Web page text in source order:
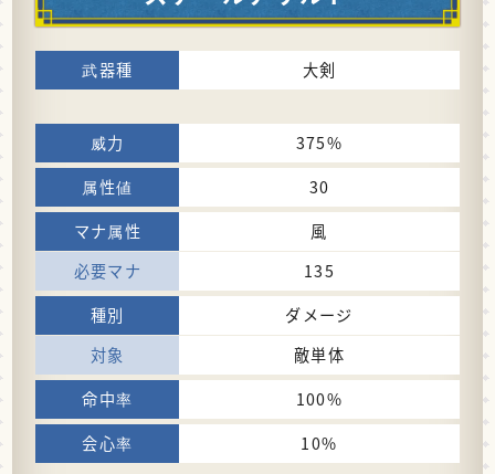
大剣
375%
30
風
135
ダメージ
敵単体
100%
10%